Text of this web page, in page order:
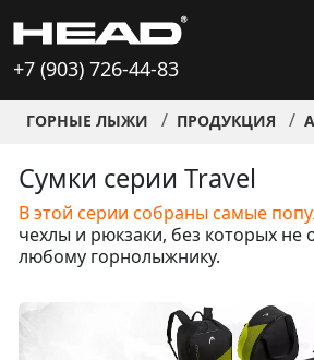
+7 (903) 726-44-83
ГОРНЫЕ ЛЫЖИ ПРОДУКЦИЯ
Сумки серии Travel
В этой серии собраны самые
чехлы и рюкзаки, без которых не
любому горнолыжнику.